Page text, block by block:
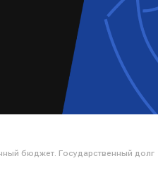
бюджет. Государственный долг